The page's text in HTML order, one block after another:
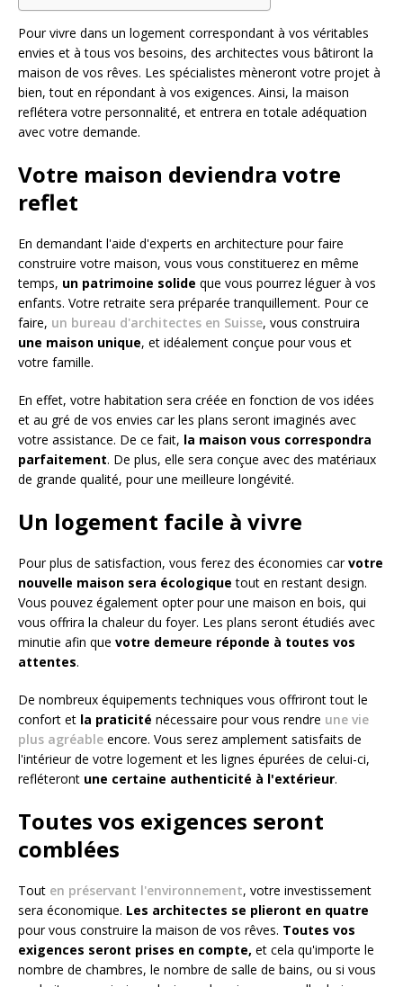
Pour vivre dans un logement correspondant à vos véritables
envies et à tous vos besoins, des architectes vous bâtiront la
maison de vos rêves. Les spécialistes mèneront votre projet à
bien, tout en répondant à vos exigences. Ainsi, la maison
reflétera votre personnalité, et entrera en totale adéquation
avec votre demande.
Votre maison deviendra votre
reflet
En demandant l'aide d'experts en architecture pour faire
construire votre maison, vous vous constituerez en même
temps, un patrimoine solide que vous pourrez léguer à vos
enfants. Votre retraite sera préparée tranquillement. Pour ce
faire, un bureau d'architectes en Suisse, vous construira
une maison unique, et idéalement conçue pour vous et
votre famille.
En effet, votre habitation sera créée en fonction de vos idées
et au gré de vos envies car les plans seront imaginés avec
votre assistance. De ce fait, la maison vous correspondra
parfaitement. De plus, elle sera conçue avec des matériaux
de grande qualité, pour une meilleure longévité.
Un logement facile à vivre
Pour plus de satisfaction, vous ferez des économies carvotre
nouvelle maison sera écologique tout en restant design.
Vous pouvez également opter pour une maison en bois, qui
vous offrira la chaleur du foyer. Les plans seront étudiés avec
minutie afin que votre demeure réponde à toutes vos
attentes.
De nombreux équipements techniques vous offriront tout le
confort et la praticité nécessaire pour vous rendre une vie
plus agréable encore. Vous serez amplement satisfaits de
l'intérieur de votre logement et les lignes épurées de celui-ci,
refléteront une certaine authenticité à l'extérieur.
Toutes vos exigences seront
comblées
Tout en préservant l'environnement, votre investissement
sera économique. Les architectes se plieront en quatre
pour vous construire la maison de vos rêves. Toutes vos
exigences seront prises en compte, et cela qu'importe le
nombre de chambres, le nombre de salle de bains, ou si vous